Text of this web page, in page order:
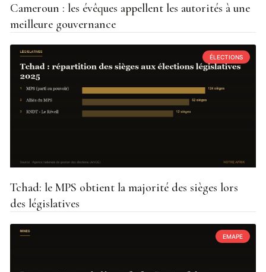
Cameroun : les évêques appellent les autorités à une
meilleure gouvernance
ÉLECTIONS
Tchad: le MPS obtient la majorité des sièges lors
des législatives
EMAPE